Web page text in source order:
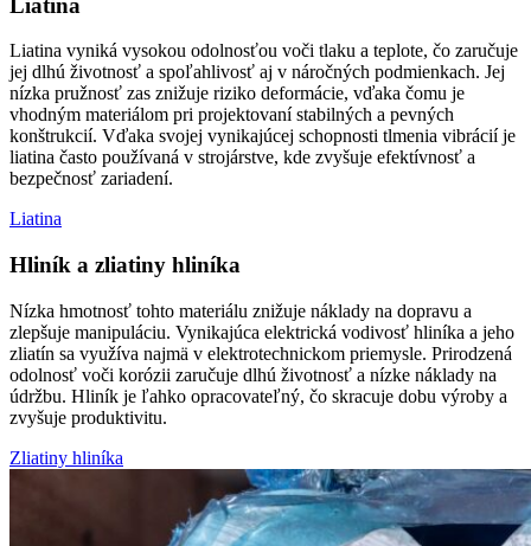
Liatina vyniká vysokou odolnosťou voči tlaku a teplote, čo zaručuje
jej dlhú životnosť a spoľahlivosť aj v náročných podmienkach. Jej
nízka pružnosť zas znižuje riziko deformácie, vďaka čomu je
vhodným materiálom pri projektovaní stabilných a pevných
konštrukcií. Vďaka svojej vynikajúcej schopnosti tlmenia vibrácií je
liatina často používaná v strojárstve, kde zvyšuje efektívnosť a
bezpečnosť zariadení.
Liatina
Hliník a zliatiny hliníka
Nízka hmotnosť tohto materiálu znižuje náklady na dopravu a
zlepšuje manipuláciu. Vynikajúca elektrická vodivosť hliníka a jeho
zliatín sa využíva najmä v elektrotechnickom priemysle. Prirodzená
odolnosť voči korózii zaručuje dlhú životnosť a nízke náklady na
údržbu. Hliník je ľahko opracovateľný, čo skracuje dobu výroby a
zvyšuje produktivitu.
Zliatiny hliníka